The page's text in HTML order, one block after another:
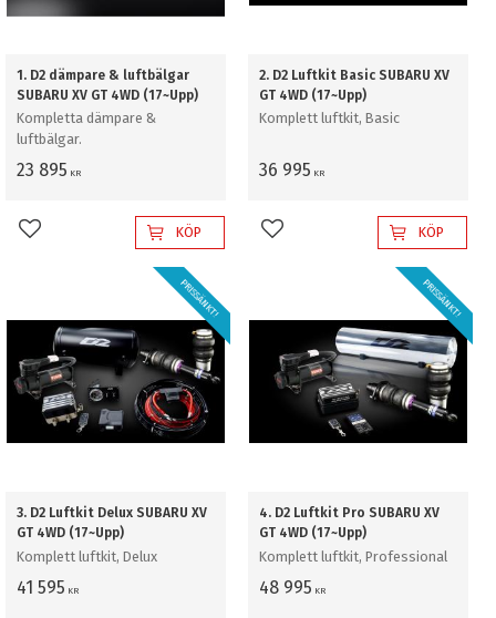
1. D2 dämpare & luftbälgar
SUBARU XV GT 4WD (17~Upp)
Kompletta dämpare &
luftbälgar.
23 895 KR
Lägg till i favoriterKÖP
2. D2 Luftkit Basic SUBARU XV
GT 4WD (17~Upp)
Komplett luftkit, Basic
36 995 KR
Lägg till i favoriterKÖP
3. D2 Luftkit Delux SUBARU XV
GT 4WD (17~Upp)
Komplett luftkit, Delux
41 595 KR
PRISSÄNKT!
4. D2 Luftkit Pro SUBARU XV
GT 4WD (17~Upp)
Komplett luftkit, Professional
48 995 KR
PRISSÄNKT!